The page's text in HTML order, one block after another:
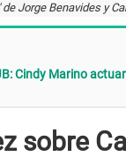
Jorge Benavides y
Cindy Marino
sobre